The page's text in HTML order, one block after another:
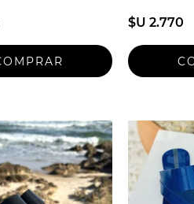
$U 2.770